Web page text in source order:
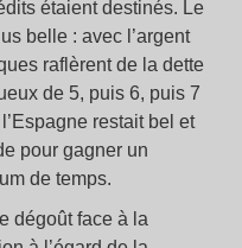
étaient destinés. Le
belle : avec l’argent
raflèrent de la dette
de 5, puis 6, puis 7
restait bel et
pour gagner un
de temps.
dégoût face à la